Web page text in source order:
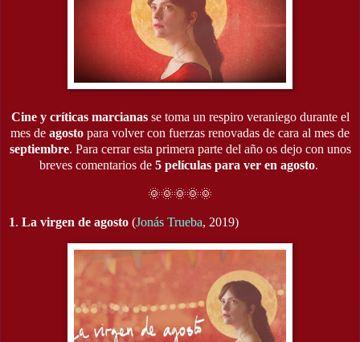
Cine y críticas marcianasse toma un respiro veraniego durante el
mes de agosto para volver con fuerzas renovadas de cara al mes de
septiembre. Para cerrar esta primera parte del año os dejo con unos
breves comentarios de 5 películas para ver en agosto.
🌞🌞🌞🌞🌞
1. La virgen de agosto (Jonás Trueba, 2019)